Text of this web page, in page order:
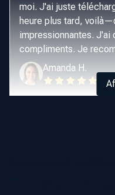
moi. J'ai juste
heure plus tard,
impressionnantes. J'ai
compliments. Je
Amanda H.